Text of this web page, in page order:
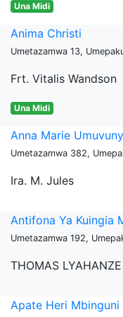
Una Midi
Anima Christi
Umetazamwa 13,
Frt. Vitalis Wandson
Una Midi
Anna Marie
Umetazamwa 382,
Ira. M. Jules
Antifona Ya Kuingia
Umetazamwa 192,
THOMAS LYAHANZE
Apate Heri Mbinguni